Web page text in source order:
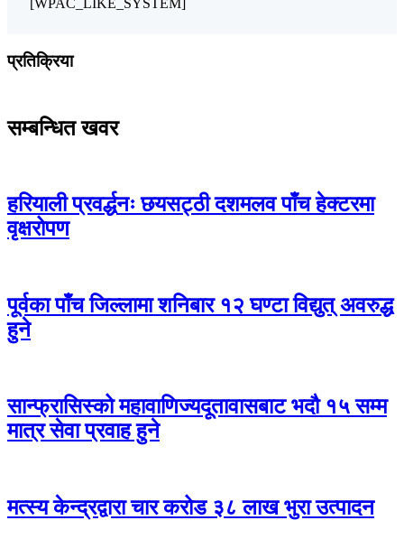
[WPAC_LIKE_SYSTEM]
प्रतिक्रिया
सम्बन्धित खवर
हरियाली प्रवर्द्धनः छयसट्ठी दशमलव पाँच हेक्टरमा
वृक्षरोपण
पूर्वका पाँच जिल्लामा शनिबार १२ घण्टा विद्युत् अवरुद्ध
हुने
सान्फ्रासिस्को महावाणिज्यदूतावासबाट भदौ १५ सम्म
मात्र सेवा प्रवाह हुने
मत्स्य केन्द्रद्वारा चार करोड ३८ लाख भुरा उत्पादन